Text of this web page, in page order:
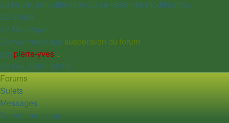
du forum, son utilisation ou de certaines modification.
22 Sujets
37 Messages
Dernier message suspension du forum
par pierre-yves
le
28 nov. 2022, 00:06
Forums
Sujets
Messages
Dernier message